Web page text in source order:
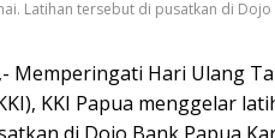
Latihan tersebut di pusatkan di
Memperingati Hari Ulang
KKI Papua menggelar